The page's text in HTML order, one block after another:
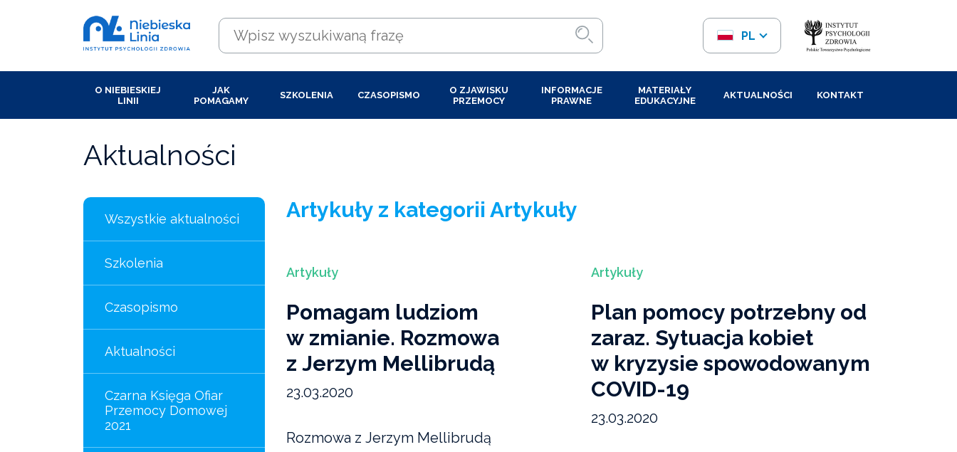
PL
EN
O NIEBIESKIEJ
LINII
JAK
POMAGAMY
SZKOLENIA CZASOPISMO
O ZJAWISKU
PRZEMOCY
INFORMACJE
PRAWNE
MATERIAŁY
EDUKACYJNE
AKTUALNOŚCI KONTAKT
Aktualności
Wszystkie aktualności
Szkolenia
Czasopismo
Aktualności
Czarna Księga Ofiar
Przemocy Domowej
2021
Artykuły z kategorii Artykuły
Artykuły
Pomagam ludziom
w zmianie. Rozmowa
z Jerzym Mellibrudą
23.03.2020
Rozmowa z Jerzym Mellibrudą
Artykuły
Plan pomocy potrzebny od
zaraz. Sytuacja kobiet
w kryzysie spowodowanym
COVID-19
23.03.2020